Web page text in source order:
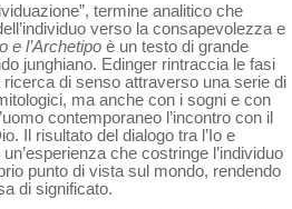
termine analitico che
verso la consapevolezza e
e l’Archetipo è un testo di grande
junghiano. Edinger rintraccia le fasi
di senso attraverso una serie di
ma anche con i sogni e con
contemporaneo l’incontro con il
Il risultato del dialogo tra l’Io e
che costringe l’individuo
punto di vista sul mondo, rendendo
di significato.